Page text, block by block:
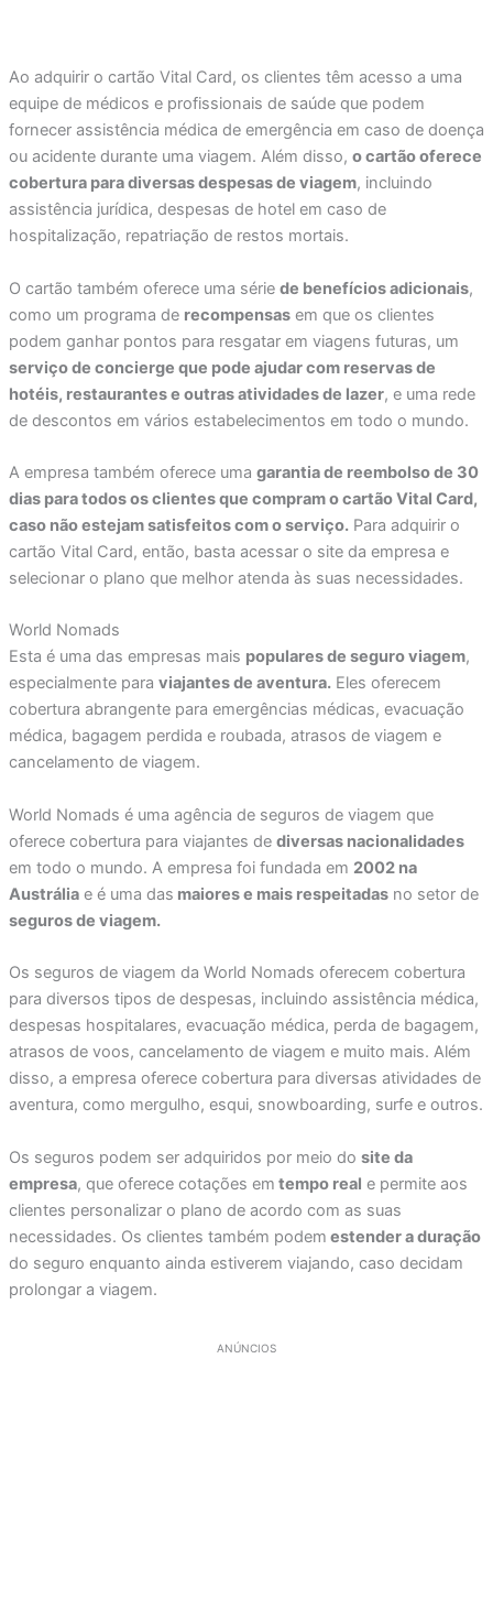
Ao adquirir o cartão Vital Card, os clientes têm acesso a uma
equipe de médicos e profissionais de saúde que podem
fornecer assistência médica de emergência em caso de doença
ou acidente durante uma viagem. Além disso, o cartão oferece
cobertura para diversas despesas de viagem, incluindo
assistência jurídica, despesas de hotel em caso de
hospitalização, repatriação de restos mortais.
O cartão também oferece uma série de benefícios adicionais,
como um programa de recompensasem que os clientes
podem ganhar pontos para resgatar em viagens futuras, um
serviço de concierge que pode ajudar com reservas de
hotéis, restaurantes e outras atividades de lazer, e uma rede
de descontos em vários estabelecimentos em todo o mundo.
A empresa também oferece uma garantia de reembolso de 30
dias para todos os clientes que compram o cartão Vital Card,
caso não estejam satisfeitos com o serviço.Para adquirir o
cartão Vital Card, então, basta acessar o site da empresa e
selecionar o plano que melhor atenda às suas necessidades.
World Nomads
Esta é uma das empresas mais populares de seguro viagem,
especialmente para viajantes de aventura.Eles oferecem
cobertura abrangente para emergências médicas, evacuação
médica, bagagem perdida e roubada, atrasos de viagem e
cancelamento de viagem.
World Nomads é uma agência de seguros de viagem que
oferece cobertura para viajantes de diversas nacionalidades
em todo o mundo. A empresa foi fundada em 2002 na
Austráliae é uma das maiores e mais respeitadasno setor de
seguros de viagem.
Os seguros de viagem da World Nomads oferecem cobertura
para diversos tipos de despesas, incluindo assistência médica,
despesas hospitalares, evacuação médica, perda de bagagem,
atrasos de voos, cancelamento de viagem e muito mais. Além
disso, a empresa oferece cobertura para diversas atividades de
aventura, como mergulho, esqui, snowboarding, surfe e outros.
Os seguros podem ser adquiridos por meio do site da
empresa, que oferece cotações em tempo real e permite aos
clientes personalizar o plano de acordo com as suas
necessidades. Os clientes também podem estender a duração
do seguro enquanto ainda estiverem viajando, caso decidam
prolongar a viagem.
ANÚNCIOS